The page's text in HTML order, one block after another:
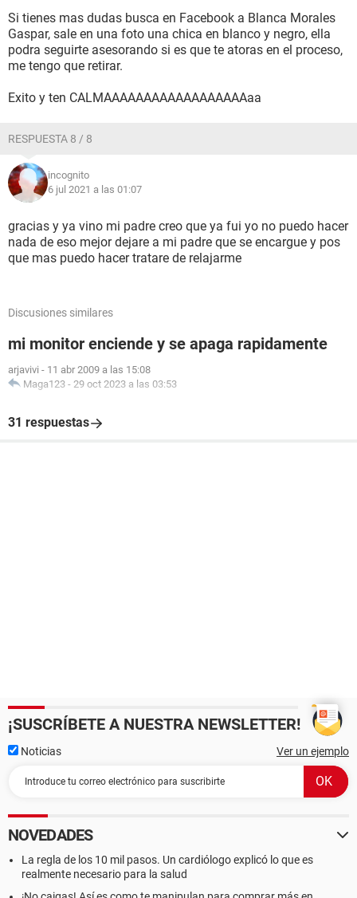
Si tienes mas dudas busca en Facebook a Blanca Morales
Gaspar, sale en una foto una chica en blanco y negro, ella
podra seguirte asesorando si es que te atoras en el proceso,
me tengo que retirar.
Exito y ten CALMAAAAAAAAAAAAAAAAAAaa
RESPUESTA 8 / 8
incognito
6 jul 2021 a las 01:07
gracias y ya vino mi padre creo que ya fui yo no puedo hacer
nada de eso mejor dejare a mi padre que se encargue y pos
que mas puedo hacer tratare de relajarme
Discusiones similares
mi monitor enciende y se apaga rapidamente
arjavivi - 11 abr 2009 a las 15:08
Maga123 - 29 oct 2023 a las 03:53
31 respuestas
¡SUSCRÍBETE A NUESTRA NEWSLETTER!
Noticias Ver un ejemplo
NOVEDADES
La regla de los 10 mil pasos. Un cardiólogo explicó lo que es
realmente necesario para la salud